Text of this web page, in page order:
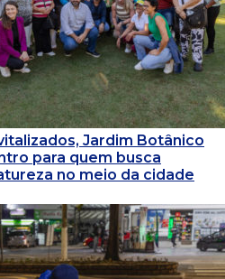
Jardim Botânico
para quem busca
no meio da cidade